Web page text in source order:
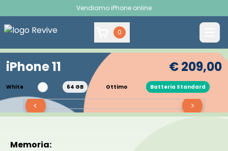
Vendiamo iPhone online
0
iPhone 11 € 209,00
White 64 GB Ottimo Batteria Standard
>
<
Memoria: